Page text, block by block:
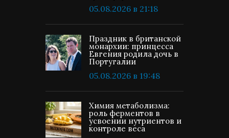
05.08.2026 в 21:18
Праздник в британской
монархии: принцесса
Евгения родила дочь в
Португалии
05.08.2026 в 19:48
Химия метаболизма:
роль ферментов в
усвоении нутриентов и
контроле веса